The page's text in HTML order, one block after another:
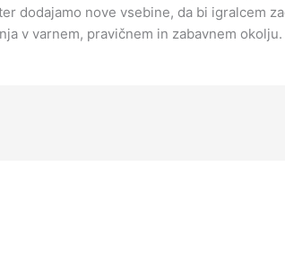
dodajamo nove vsebine, da bi igralcem
v varnem, pravičnem in zabavnem okolju.